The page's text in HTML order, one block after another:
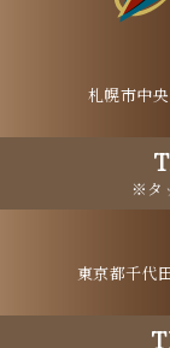
札幌市中
※タ
東京都千代